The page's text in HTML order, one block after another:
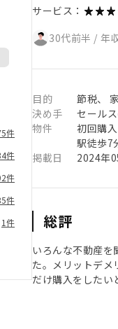
件
件
件
件
1件
サービス：
30代前半 / 年
目的
節税、
決め手
セール
物件
初回購
駅徒歩7
掲載日
2024年
総評
いろんな不動産を
た。メリットデメ
だけ購入をしたい